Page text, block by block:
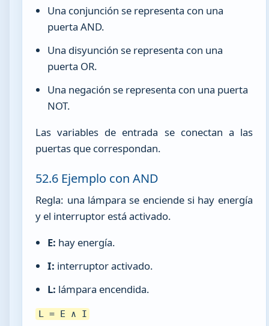
Una conjunción se representa con una
puerta AND.
Una disyunción se representa con una
puerta OR.
Una negación se representa con una puerta
NOT.
Las variables de entrada se conectan a las
puertas que correspondan.
52.6 Ejemplo con AND
Regla: una lámpara se enciende si hay energía
y el interruptor está activado.
E: hay energía.
I: interruptor activado.
L: lámpara encendida.
L = E ∧ I